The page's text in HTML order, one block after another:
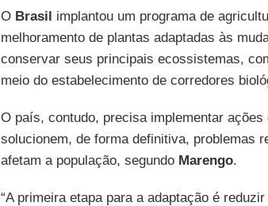
O Brasil implantou um programa de
melhoramento de plantas adaptadas às
conservar seus principais ecossistemas,
meio do estabelecimento de corredores
O país, contudo, precisa implementar
solucionem, de forma definitiva, problemas
afetam a população, segundo Marengo.
“A primeira etapa para a adaptação é